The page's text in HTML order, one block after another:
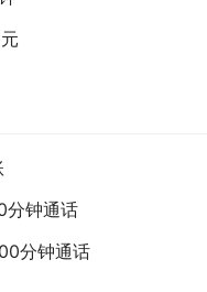
分钟通话
分钟通话